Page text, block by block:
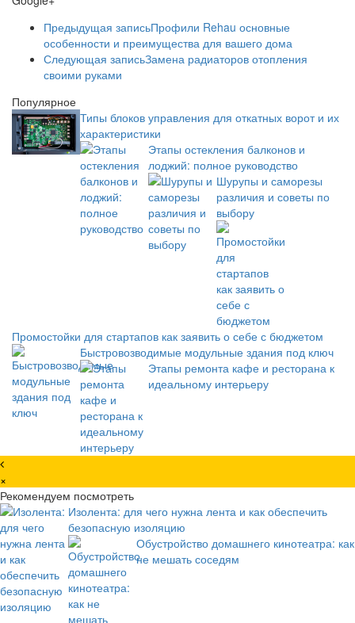
Предыдущая записьПрофили Rehau основные
особенности и преимущества для вашего дома
Следующая записьЗамена радиаторов отопления
своими руками
Популярное
Типы блоков управления для откатных ворот и их
характеристики
Этапы остекления балконов и
лоджий: полное руководство
Шурупы и саморезы
различия и советы по
выбору
Промостойки для стартапов как заявить о себе с бюджетом
Быстровозводимые модульные здания под ключ
Этапы ремонта кафе и ресторана к
идеальному интерьеру
×
Рекомендуем посмотреть
Изолента: для чего нужна лента и как обеспечить
безопасную изоляцию
Обустройство домашнего кинотеатра: как
не мешать соседям